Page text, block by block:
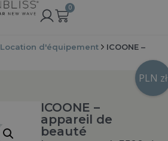
0
Location d'équipement
ICOONE –
ICOONE –
appareil de
beauté
PLN zł